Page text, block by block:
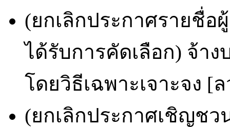
(ยกเลิกประกาศรายชื่อ
ได้รับการคัดเลือก) จ้า
โดยวิธีเฉพาะเจาะจง [
(ยกเลิกประกาศเชิญชว